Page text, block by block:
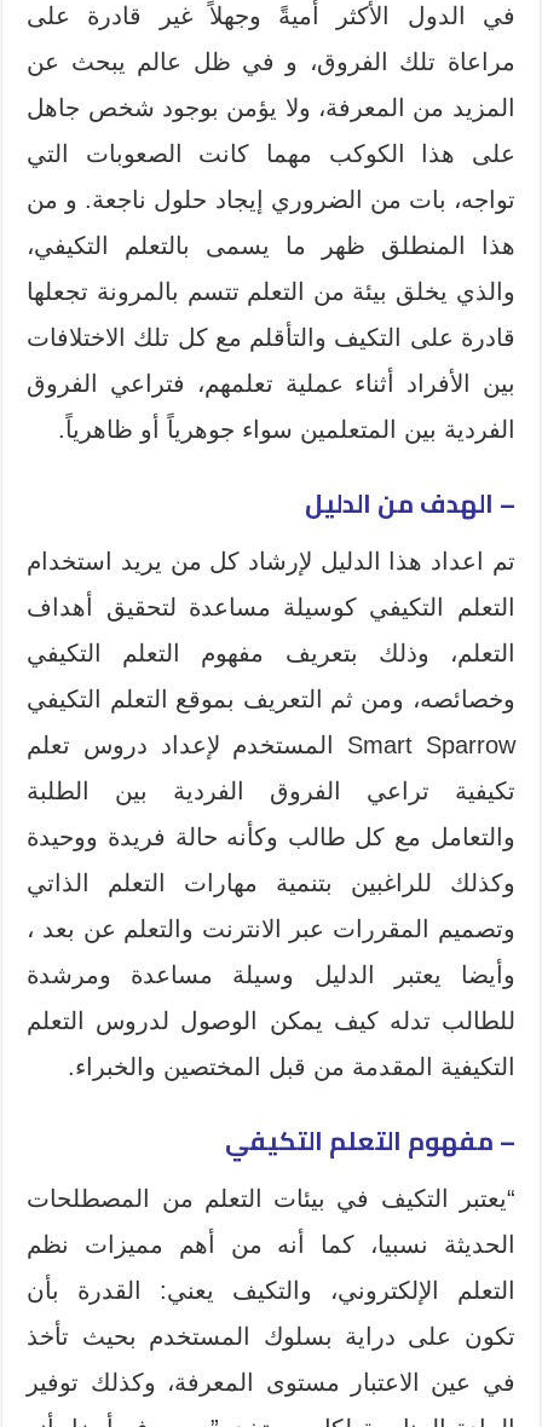
في الدول الأكثر أميةً وجهلاً غير قادرة على
مراعاة تلك الفروق، و في ظل عالم يبحث عن
المزيد من المعرفة، ولا يؤمن بوجود شخص جاهل
على هذا الكوكب مهما كانت الصعوبات التي
تواجه، بات من الضروري إيجاد حلول ناجعة. و من
هذا المنطلق ظهر ما يسمى بالتعلم التكيفي،
والذي يخلق بيئة من التعلم تتسم بالمرونة تجعلها
قادرة على التكيف والتأقلم مع كل تلك الاختلافات
بين الأفراد أثناء عملية تعلمهم، فتراعي الفروق
الفردية بين المتعلمين سواء جوهرياً أو ظاهرياً.
– الهدف من الدليل
تم اعداد هذا الدليل لإرشاد كل من يريد استخدام
التعلم التكيفي كوسيلة مساعدة لتحقيق أهداف
التعلم، وذلك بتعريف مفهوم التعلم التكيفي
وخصائصه، ومن ثم التعريف بموقع التعلم التكيفي
Smart Sparrow المستخدم لإعداد دروس تعلم
تكيفية تراعي الفروق الفردية بين الطلبة
والتعامل مع كل طالب وكأنه حالة فريدة ووحيدة
وكذلك للراغبين بتنمية مهارات التعلم الذاتي
وتصميم المقررات عبر الانترنت والتعلم عن بعد ،
وأيضا يعتبر الدليل وسيلة مساعدة ومرشدة
للطالب تدله كيف يمكن الوصول لدروس التعلم
التكيفية المقدمة من قبل المختصين والخبراء.
– مفهوم التعلم التكيفي
“يعتبر التكيف في بيئات التعلم من المصطلحات
الحديثة نسبيا، كما أنه من أهم مميزات نظم
التعلم الإلكتروني، والتكيف يعني: القدرة بأن
تكون على دراية بسلوك المستخدم بحيث تأخذ
في عين الاعتبار مستوى المعرفة، وكذلك توفير